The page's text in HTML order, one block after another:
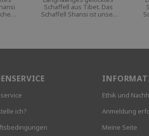
Schaffell aus Tibet. Das
Schaffell Shansi ist unser
ich?
Ethik und
Anmeldung
Meine Seite